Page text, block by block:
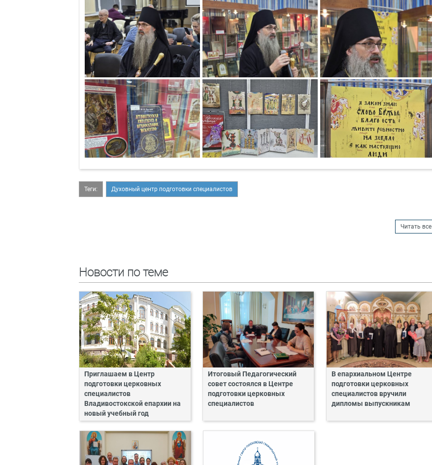
Теги: Духовный центр подготовки специалистов
Читать все
Новости по теме
Приглашаем в Центр
подготовки церковных
специалистов
Владивостокской епархии на
новый учебный год
Итоговый Педагогический
совет состоялся в Центре
подготовки церковных
специалистов
В епархиальном Центре
подготовки церковных
специалистов вручили
дипломы выпускникам